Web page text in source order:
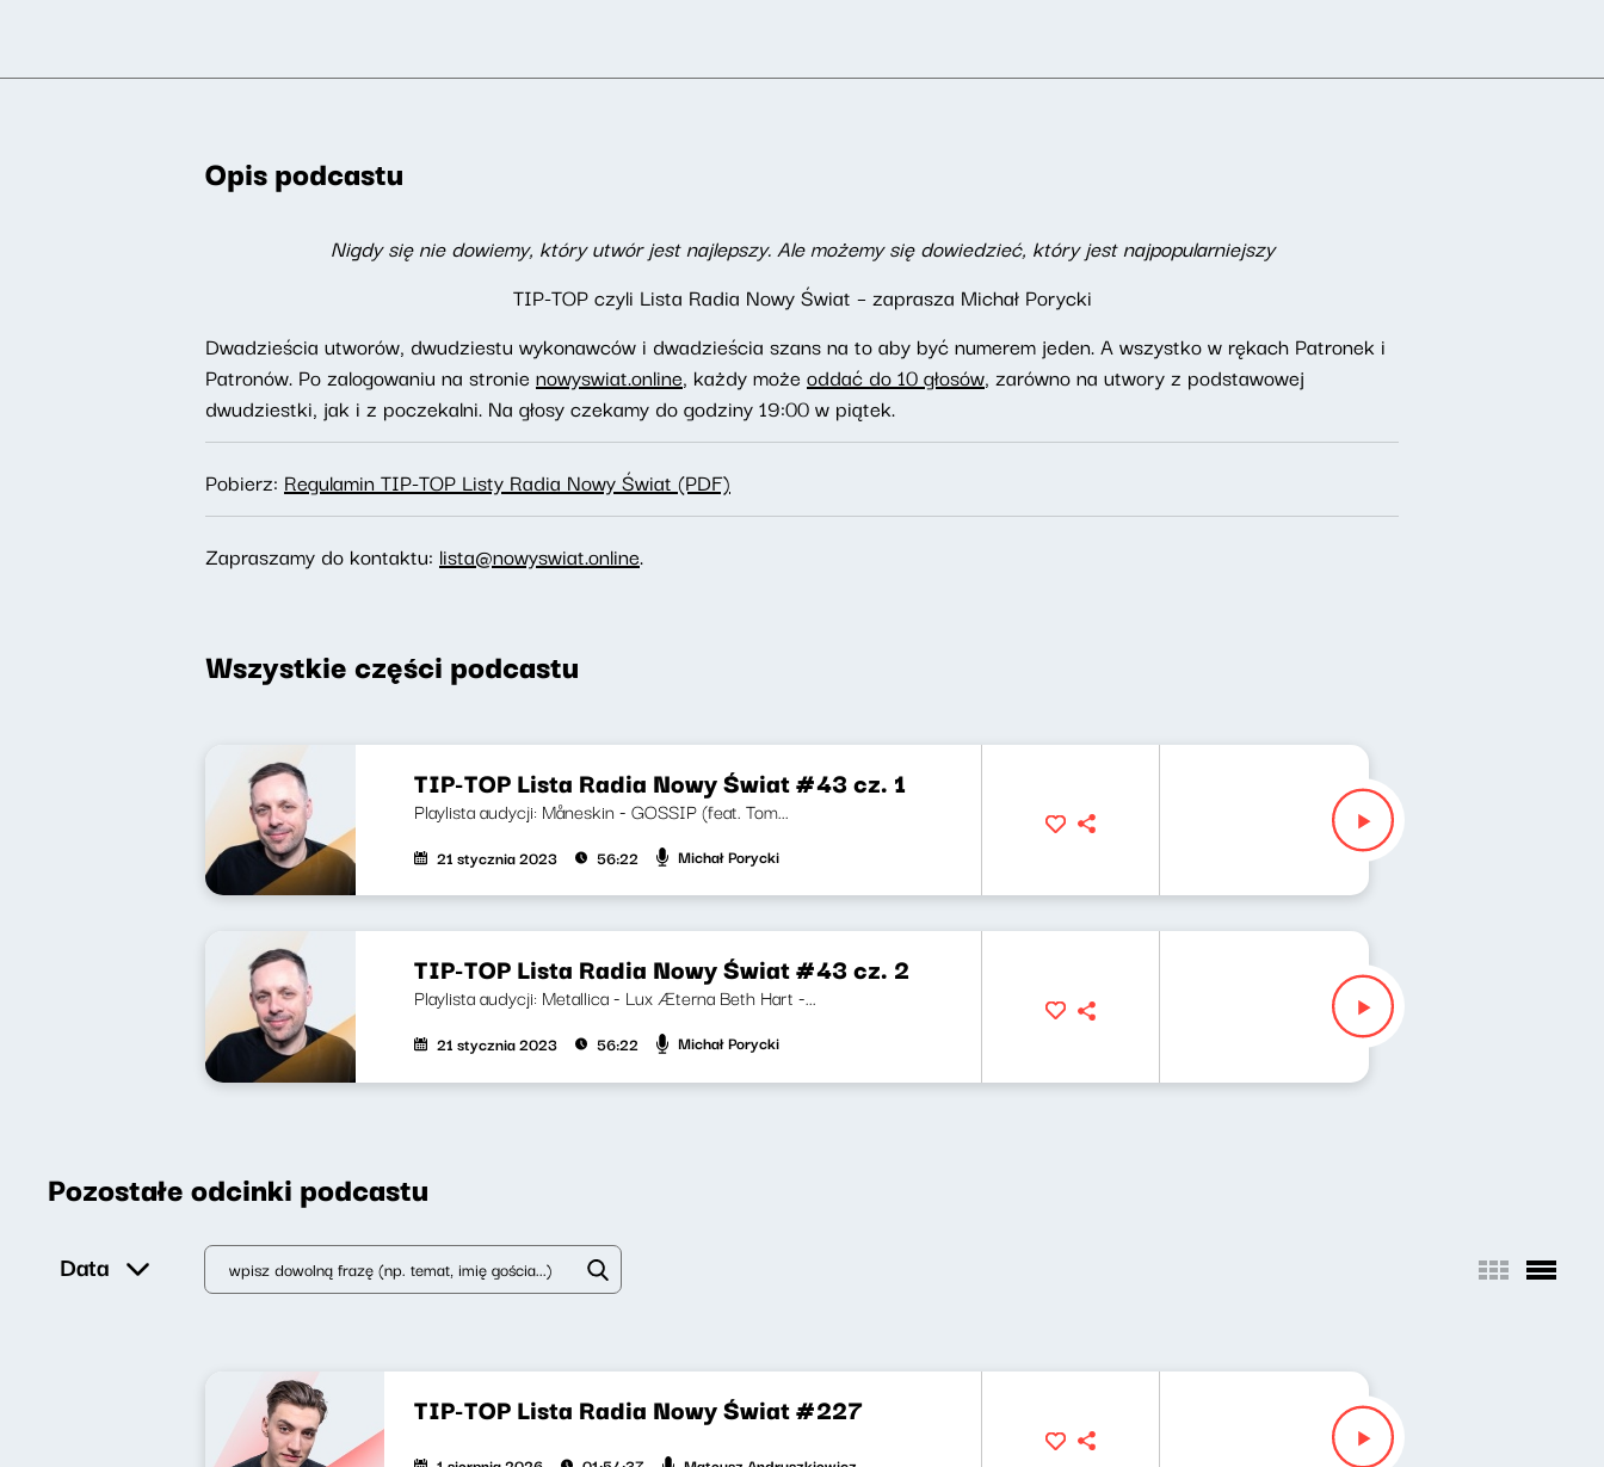
Opis podcastu
Nigdy się nie dowiemy, który utwór jest najlepszy. Ale możemy się dowiedzieć, który jest najpopularniejszy
TIP-TOP czyli Lista Radia Nowy Świat – zaprasza Michał Porycki
Dwadzieścia utworów, dwudziestu wykonawców i dwadzieścia szans na to aby być numerem jeden. A wszystko w rękach Patronek i
Patronów. Po zalogowaniu na stronie nowyswiat.online, każdy może oddać do 10 głosów, zarówno na utwory z podstawowej
dwudziestki, jak i z poczekalni. Na głosy czekamy do godziny 19:00 w piątek.
Pobierz: Regulamin TIP-TOP Listy Radia Nowy Świat (PDF)
Zapraszamy do kontaktu: lista@nowyswiat.online.
Wszystkie części podcastu
TIP-TOP Lista Radia Nowy Świat #43 cz. 1
Playlista audycji: Måneskin - GOSSIP (feat. Tom...
21 stycznia 2023 56:22 Michał Porycki
TIP-TOP Lista Radia Nowy Świat #43 cz. 2
Playlista audycji: Metallica - Lux Æterna Beth Hart -...
21 stycznia 2023 56:22 Michał Porycki
Pozostałe odcinki podcastu
Data
TIP-TOP Lista Radia Nowy Świat #227